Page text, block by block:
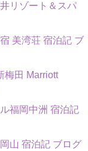
リゾート＆スパ
美湾荘 宿泊記 ブ
梅田 Marriott
福岡中洲 宿泊記
山 宿泊記 ブログ